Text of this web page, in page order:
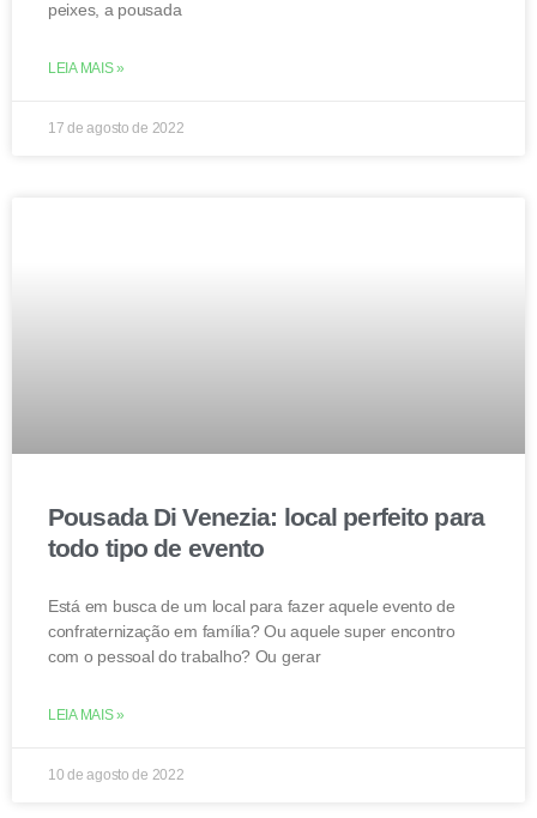
peixes, a pousada
LEIA MAIS »
17 de agosto de 2022
Pousada Di Venezia: local perfeito para
todo tipo de evento
Está em busca de um local para fazer aquele evento de
confraternização em família? Ou aquele super encontro
com o pessoal do trabalho? Ou gerar
LEIA MAIS »
10 de agosto de 2022